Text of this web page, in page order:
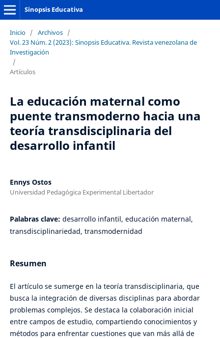
Sinopsis Educativa
Inicio / Archivos /
Vol. 23 Núm. 2 (2023): Sinopsis Educativa. Revista venezolana de
Investigación
/
Artículos
La educación maternal como
puente transmoderno hacia una
teoría transdisciplinaria del
desarrollo infantil
Ennys Ostos
Universidad Pedagógica Experimental Libertador
Palabras clave: desarrollo infantil, educación maternal,
transdisciplinariedad, transmodernidad
Resumen
El artículo se sumerge en la teoría transdisciplinaria, que
busca la integración de diversas disciplinas para abordar
problemas complejos. Se destaca la colaboración inicial
entre campos de estudio, compartiendo conocimientos y
métodos para enfrentar cuestiones que van más allá de